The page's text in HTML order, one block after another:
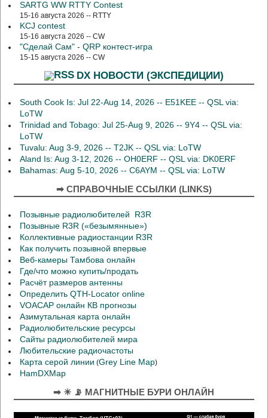
SARTG WW RTTY Contest
15-16 августа 2026 -- RTTY
KCJ contest
15-16 августа 2026 -- CW
"Сделай Сам" - QRP контест-игра
15-15 августа 2026 -- CW
DX НОВОСТИ (ЭКСПЕДИЦИИ)
South Cook Is: Jul 22-Aug 14, 2026 -- E51KEE -- QSL via:
LoTW
Trinidad and Tobago: Jul 25-Aug 9, 2026 -- 9Y4 -- QSL via:
LoTW
Tuvalu: Aug 3-9, 2026 -- T2JK -- QSL via: LoTW
Aland Is: Aug 3-12, 2026 -- OH0ERF -- QSL via: DK0ERF
Bahamas: Aug 5-10, 2026 -- C6AYM -- QSL via: LoTW
➡ СПРАВОЧНЫЕ ССЫЛКИ (LINKS)
Позывные радиолюбителей R3R
Позывные R3R («безымянные»)
Коллективные радиостанции R3R
Как получить позывной впервые
Веб-камеры Тамбова онлайн
Где/что можно купить/продать
Расчёт размеров антенны
Определить QTH-Locator online
VOACAP онлайн КВ прогнозы
Азимутальная карта онлайн
Радиолюбительские ресурсы
Сайты радиолюбителей мира
Любительские радиочастоты
Карта серой линии (Grey Line Map)
HamDXMap
➡ ☀ 📡 МАГНИТНЫЕ БУРИ ОНЛАЙН